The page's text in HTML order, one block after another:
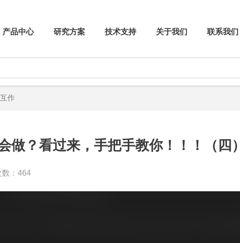
产品中心 研究方案 技术支持 关于我们 联系我们
作
做？看过来，手把手教你！！！（四
数：464